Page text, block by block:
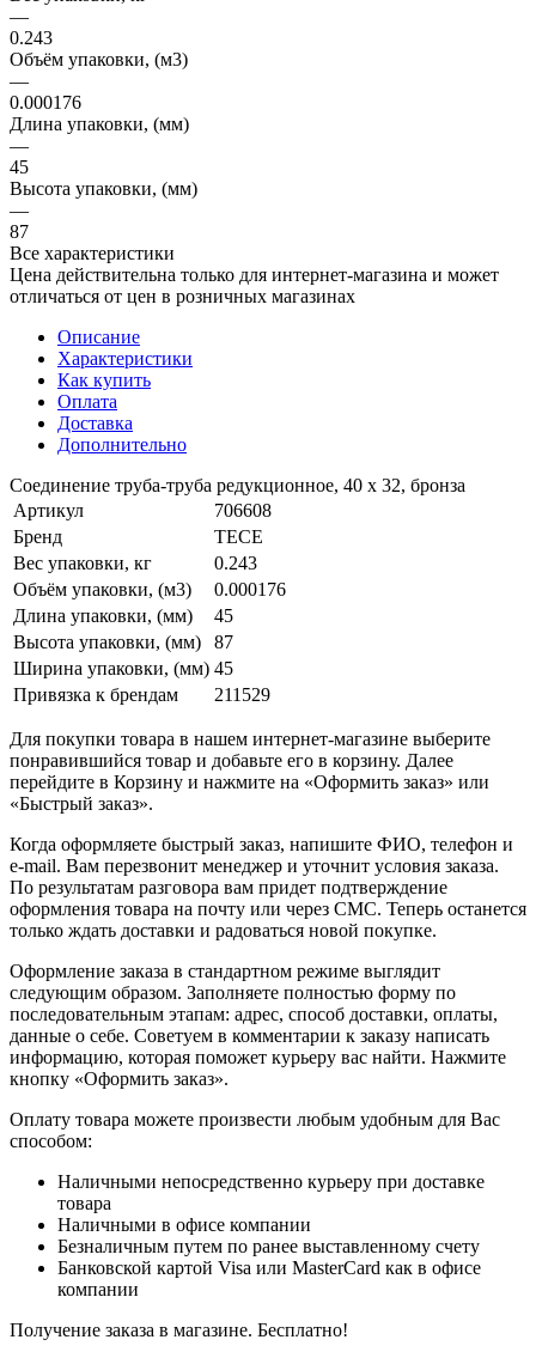
—
0.243
Объём упаковки, (м3)
—
0.000176
Длина упаковки, (мм)
—
45
Высота упаковки, (мм)
—
87
Все характеристики
Цена действительна только для интернет-магазина и может
отличаться от цен в розничных магазинах
Описание
Характеристики
Как купить
Оплата
Доставка
Дополнительно
Соединение труба-труба редукционное, 40 х 32, бронза
Артикул
706608
Бренд
TECE
Вес упаковки, кг
0.243
Объём упаковки, (м3)
0.000176
Длина упаковки, (мм)
45
Высота упаковки, (мм)
87
Ширина упаковки, (мм) 45
Привязка к брендам
211529
Для покупки товара в нашем интернет-магазине выберите
понравившийся товар и добавьте его в корзину. Далее
перейдите в Корзину и нажмите на «Оформить заказ» или
«Быстрый заказ».
Когда оформляете быстрый заказ, напишите ФИО, телефон и
e-mail. Вам перезвонит менеджер и уточнит условия заказа.
По результатам разговора вам придет подтверждение
оформления товара на почту или через СМС. Теперь останется
только ждать доставки и радоваться новой покупке.
Оформление заказа в стандартном режиме выглядит
следующим образом. Заполняете полностью форму по
последовательным этапам: адрес, способ доставки, оплаты,
данные о себе. Советуем в комментарии к заказу написать
информацию, которая поможет курьеру вас найти. Нажмите
кнопку «Оформить заказ».
Оплату товара можете произвести любым удобным для Вас
способом:
Наличными непосредственно курьеру при доставке
товара
Наличными в офисе компании
Безналичным путем по ранее выставленному счету
Банковской картой Visa или MasterCard как в офисе
компании
Получение заказа в магазине. Бесплатно!